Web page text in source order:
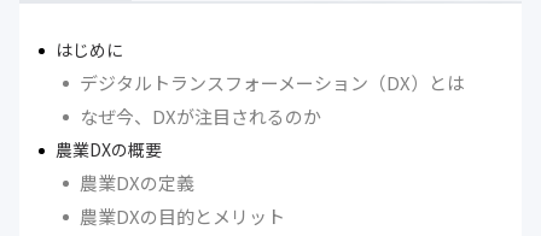
はじめに
デジタルトランスフォーメーション（DX）とは
なぜ今、DXが注目されるのか
農業DXの概要
農業DXの定義
農業DXの目的とメリット